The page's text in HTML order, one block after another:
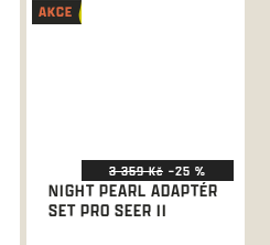
AKCE
3 359 Kč –25 %
NIGHT PEARL ADAPTÉR
SET PRO SEER II